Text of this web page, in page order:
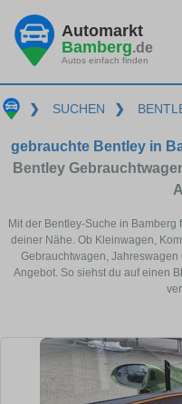
Automarkt
Bamberg.de
Autos einfach finden
❯ SUCHEN ❯
gebrauchte Bentley in
Bentley
Mit der Bentley-Suche in
deiner Nähe. Ob Kleinwagen,
Gebrauchtwagen,
Angebot. So siehst du auf einen